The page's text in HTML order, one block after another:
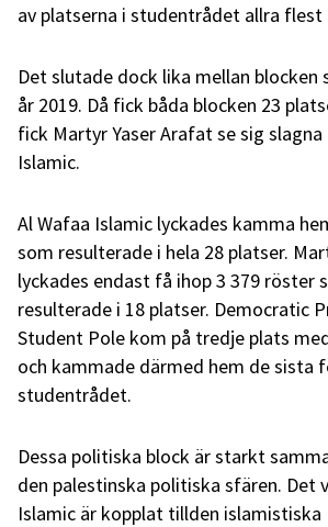
av platserna i studentrådet allra flest
Det slutade dock lika mellan blocken
år 2019. Då fick båda blocken 23
fick Martyr Yaser Arafat se sig slagna
Islamic.
Al Wafaa Islamic lyckades kamma
som resulterade i hela 28 platser.
lyckades endast få ihop 3 379 röster
resulterade i 18 platser. Democratic
Student Pole kom på tredje plats
och kammade därmed hem de sista
studentrådet.
Dessa politiska block är starkt
den palestinska politiska sfären. Det
Islamic är kopplat tillden islamistiska